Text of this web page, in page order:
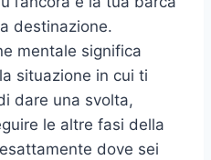
destinazione.
mentale significa
situazione in cui ti
dare una svolta,
le altre fasi della
dove sei